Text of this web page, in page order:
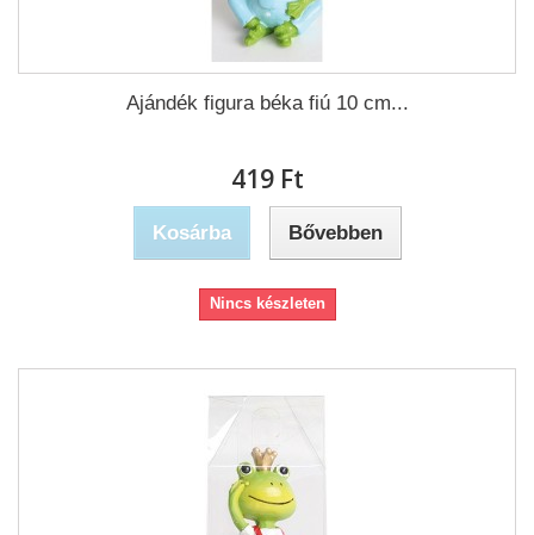
Ajándék figura béka fiú 10 cm...
419 Ft‎
Kosárba Bővebben
Nincs készleten